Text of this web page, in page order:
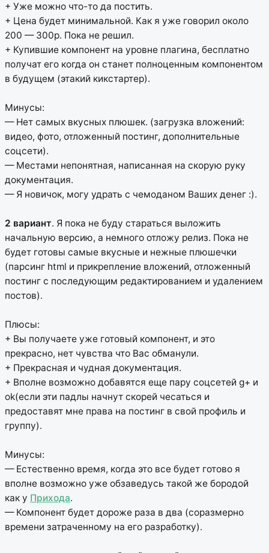
+ Уже можно что-то да постить.
+ Цена будет минимальной. Как я уже говорил около
200 — 300р. Пока не решил.
+ Купившие компонент на уровне плагина, бесплатно
получат его когда он станет полноценным компонентом
в будущем (этакий кикстартер).
Минусы:
— Нет самых вкусных плюшек. (загрузка вложений:
видео, фото, отложенный постинг, дополнительные
соцсети).
— Местами непонятная, написанная на скорую руку
документация.
— Я новичок, могу удрать с чемоданом Ваших денег :).
2 вариант. Я пока не буду стараться выложить
начальную версию, а немного отложу релиз. Пока не
будет готовы самые вкусные и нежные плюшечки
(парсинг html и прикрепление вложений, отложенный
постинг с последующим редактированием и удалением
постов).
Плюсы:
+ Вы получаете уже готовый компонент, и это
прекрасно, нет чувства что Вас обманули.
+ Прекрасная и чудная документация.
+ Вполне возможно добавятся еще пару соцсетей g+ и
ok(если эти падлы начнут скорей чесаться и
предоставят мне права на постинг в свой профиль и
группу).
Минусы:
— Естественно время, когда это все будет готово я
вполне возможно уже обзаведусь такой же бородой
как у Прихода.
— Компонент будет дороже раза в два (соразмерно
времени затраченному на его разработку).